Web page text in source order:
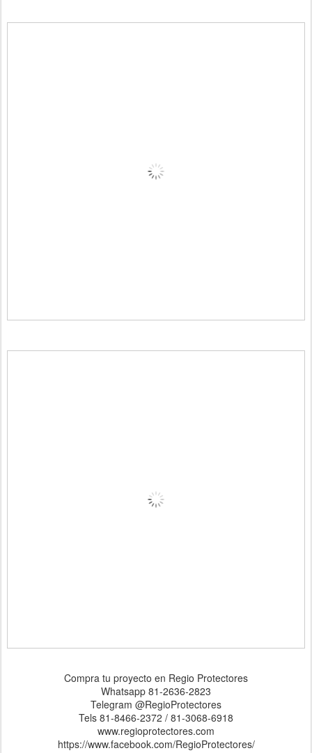
Compra tu proyecto en Regio Protectores
Whatsapp 81-2636-2823
Telegram @RegioProtectores
Tels 81-8466-2372 / 81-3068-6918
www.regioprotectores.com
https://www.facebook.com/RegioProtectores/